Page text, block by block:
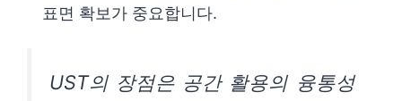
표면 확보가 중요합니다.
UST의 장점은 공간 활용의 융통성